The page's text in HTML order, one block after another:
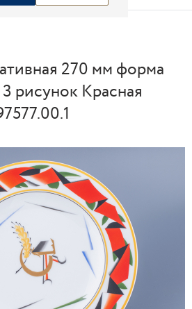
270 мм форма
рисунок Красная